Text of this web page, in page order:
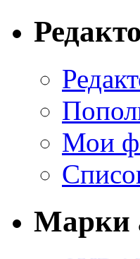
Мои
Марки